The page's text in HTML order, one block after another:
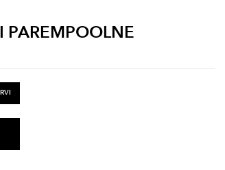
PAREMPOOLNE